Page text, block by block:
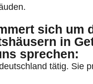
sich um
in
sprechen:
tätig. Sie